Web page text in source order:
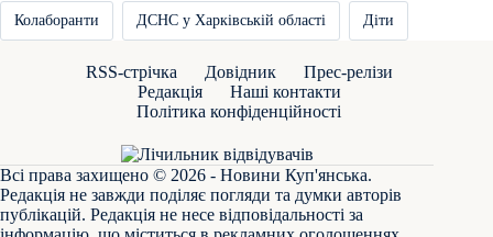
Колаборанти ДСНС у Харківській області Діти
RSS-стрічка Довідник
Прес-релізи
Редакція
Наші контакти
Політика конфіденційності
Всі права захищено © 2026 - Новини Куп'янська.
Редакція не завжди поділяє погляди та думки авторів
публікацій. Редакція не несе відповідальності за